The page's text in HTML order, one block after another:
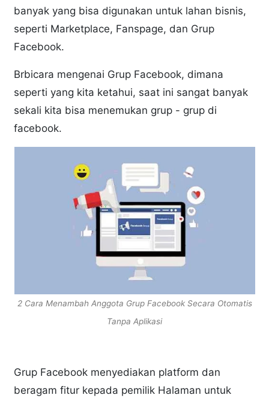
banyak yang bisa digunakan untuk lahan bisnis,
seperti Marketplace, Fanspage, dan Grup
Facebook.
Brbicara mengenai Grup Facebook, dimana
seperti yang kita ketahui, saat ini sangat banyak
sekali kita bisa menemukan grup - grup di
facebook.
2 Cara Menambah Anggota Grup Facebook Secara Otomatis
Tanpa Aplikasi
Grup Facebook menyediakan platform dan
beragam fitur kepada pemilik Halaman untuk